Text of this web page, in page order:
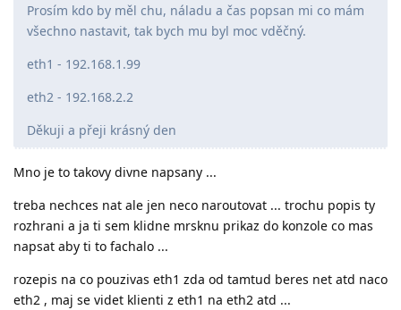
Prosím kdo by měl chu, náladu a čas popsan mi co mám
všechno nastavit, tak bych mu byl moc vděčný.
eth1 - 192.168.1.99
eth2 - 192.168.2.2
Děkuji a přeji krásný den
Mno je to takovy divne napsany ...
treba nechces nat ale jen neco naroutovat ... trochu popis ty
rozhrani a ja ti sem klidne mrsknu prikaz do konzole co mas
napsat aby ti to fachalo ...
rozepis na co pouzivas eth1 zda od tamtud beres net atd naco
eth2 , maj se videt klienti z eth1 na eth2 atd ...